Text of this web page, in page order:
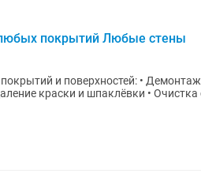
покрытий Любые стены
и поверхностей: • Демонтаж
краски и шпаклёвки •